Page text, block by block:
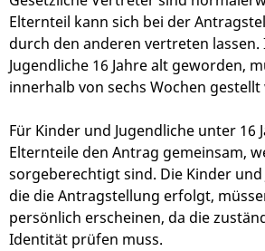
Elternteil kann sich bei der
durch den anderen vertreten lassen.
Jugendliche 16 Jahre alt geworden,
innerhalb von sechs Wochen gestellt
Für Kinder und Jugendliche unter 16
Elternteile den Antrag gemeinsam,
sorgeberechtigt sind. Die Kinder
die die Antragstellung erfolgt,
persönlich erscheinen, da die
Identität prüfen muss.